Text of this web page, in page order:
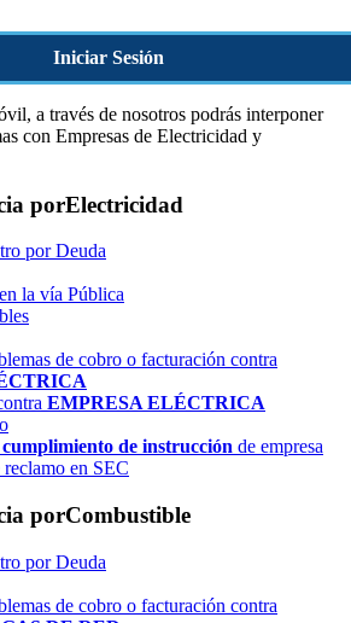
Iniciar Sesión
a través de nosotros podrás interponer
con Empresas de Electricidad y
porElectricidad
por Deuda
la vía Pública
de cobro o facturación contra
EMPRESA ELÉCTRICA
de instrucción de empresa
en SEC
porCombustible
por Deuda
de cobro o facturación contra